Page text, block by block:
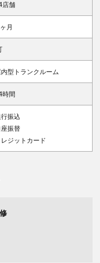
店舗
月
内型トランクルーム
時間
振込
座振替
レジットカード